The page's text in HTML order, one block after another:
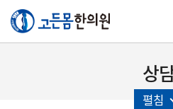
상
펼침